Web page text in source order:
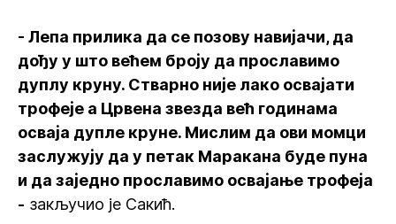
- Лепа прилика да се позову навијачи, да
дођу у што већем броју да прославимо
дуплу круну. Стварно није лако освајати
трофеје а Црвена звезда већ годинама
осваја дупле круне. Мислим да ови момци
заслужују да у петак Маракана буде пуна
и да заједно прославимо освајање трофеја
- закључио је Сакић.